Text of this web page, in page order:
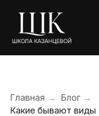
Главная → Блог →
Какие бывают виды